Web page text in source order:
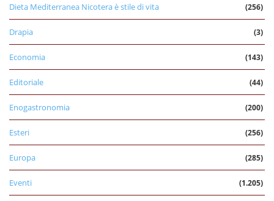
Dieta Mediterranea Nicotera è stile di vita (256)
Drapia (3)
Economia (143)
Editoriale (44)
Enogastronomia (200)
Esteri (256)
Europa (285)
Eventi (1.205)